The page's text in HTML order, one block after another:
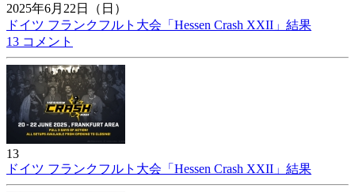
2025年6月22日（日）
ドイツ フランクフルト大会「Hessen Crash XXII」結果
13 コメント
13
ドイツ フランクフルト大会「Hessen Crash XXII」結果